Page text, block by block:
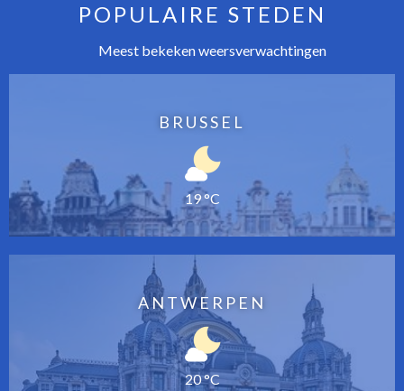
POPULAIRE STEDEN
Meest bekeken weersverwachtingen
BRUSSEL
19 °C
ANTWERPEN
20 °C